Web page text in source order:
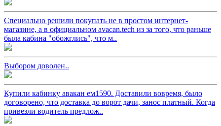
Специально решили покупать не в простом интернет-
магазине, а в официальном avacan.tech из за того, что раньше
была кабина "обожглись", что м..
Выбором доволен..
Купили кабинку авакан ем1590. Доставили вовремя, было
договорено, что доставка до ворот дачи, занос платный. Когда
привезли водитель предлож..